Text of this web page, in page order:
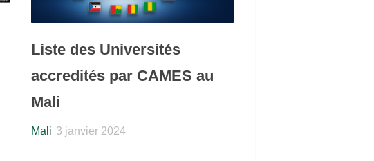
Liste des Universités
accredités par CAMES au
Mali
Mali 3 janvier 2024